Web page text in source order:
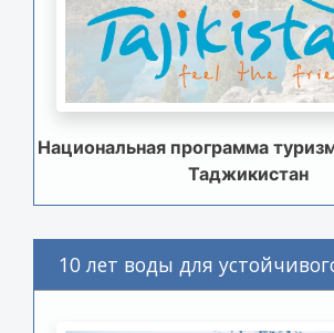
Национальная программа
Таджикистан
10 лет воды для